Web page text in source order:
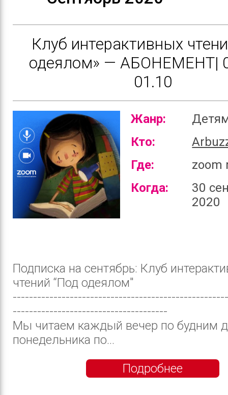
Клуб интерактивных
одеялом» — АБОНЕМЕНТ|
01.10
Жанр:
Кто:
Где:
zoom
Когда:
30
2020
Подписка на сентябрь: Клуб
чтений “Под одеялом"
--------------------------------------
Мы читаем каждый вечер по будним
понедельника по...
Подробнее